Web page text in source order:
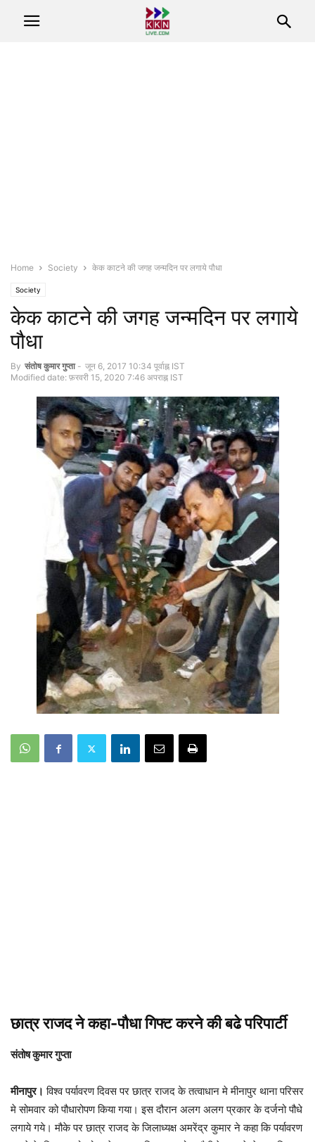
Home Society केक काटने की जगह जन्मदिन पर लगाये पौधा
Society
केक काटने की जगह जन्मदिन पर लगाये
पौधा
By संतोष कुमार गुप्‍ता - जून 6, 2017 10:34 पूर्वाह्न IST
Modified date: फ़रवरी 15, 2020 7:46 अपराह्न IST
​छात्र राजद ने कहा-पौधा गिफ्ट करने की बढे परिपार्टी
संतोष कुमार गुप्ता
मीनापुर। विश्व पर्यावरण दिवस पर छात्र राजद के तत्वाधान मे मीनापुर थाना परिसर
मे सोमवार को पौधारोपण किया गया। इस दौरान अलग अलग प्रकार के दर्जनो पौधे
लगाये गये। मौके पर छात्र राजद के जिलाध्यक्ष अमरेंद्र कुमार ने कहा कि पर्यावरण